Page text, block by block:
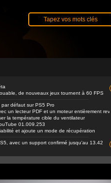
de nouveaux jeux tournent à 60 FPS
défaut sur PS5 Pro
un lecteur PDF et un moteur entièrement revu
la température cible du ventilateur
01.009.253
et ajoute un mode de récupération
avec un support confirmé jusqu'au 13.42